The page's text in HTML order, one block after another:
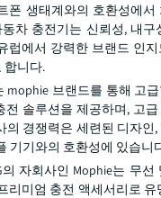
폰 생태계와의 호환성에서
동차 충전기는 신뢰성, 내구
럽에서 강력한 브랜드 인
합니다.
mophie 브랜드를 통해 고
전 솔루션을 제공하며, 고
의 경쟁력은 세련된 디자인,
기기와의 호환성에 있습니
의 자회사인 Mophie는 무선
리미엄 충전 액세서리로